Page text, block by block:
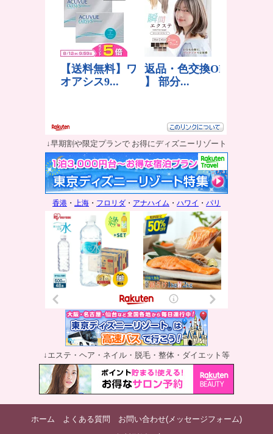
↓早期割や限定プランで お得にディズニーリゾート
香港 ・ 上海 ・ フロリダ ・ アナハイム ・ ハワイ ・ パリ
↓エステ・ヘア・ネイル・脱毛・整体・ダイエット等
ホーム よくある質問 お問い合わせ(メッセージフォーム)